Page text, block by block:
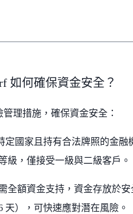
如何確保資金安全？
理措施，確保資金安全：
定國家且持有合法牌照的金融
級，僅接受一級與二級客戶。
全額資金支持，資金存放於安
天），可快速應對潛在風險。